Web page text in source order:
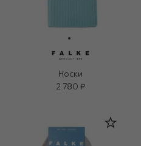
Носки
2 780 ₽